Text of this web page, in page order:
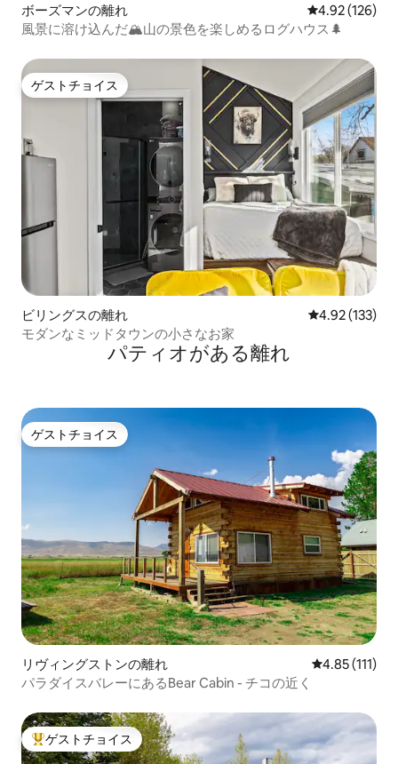
ボーズマンの離れ レビュー126
4.92 (126)
風景に溶け込んだ🏔山の景色を楽しめるログハウス🌲
ゲストチョイス
ゲストチョイス
ビリングスの離れ レビュー133
4.92 (133)
モダンなミッドタウンの小さなお家
パティオがある離れ
ゲストチョイス
ゲストチョイス
リヴィングストンの離れ レビュー111
4.85 (111)
パラダイスバレーにあるBear Cabin - チコの近く
大好評のゲストチョイスです。
ゲストチョイス